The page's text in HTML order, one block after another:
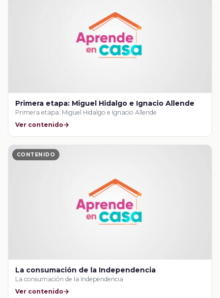
Primera etapa: Miguel Hidalgo e Ignacio Allende
Primera etapa: Miguel Hidalgo e Ignacio Allende
Ver contenido
CONTENIDO
La consumación de la Independencia
La consumación de la Independencia
Ver contenido